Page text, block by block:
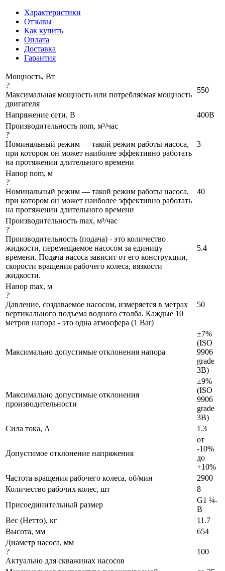
Характеристики
Отзывы
Как купить
Оплата
Доставка
Гарантия
Мощность, Вт
?
Максимальная мощность или потребляемая мощность
двигателя
550
Напряжение сети, В
400В
Производительность nom, м³/час
?
Номинальный режим — такой режим работы насоса,
при котором он может наиболее эффективно работать
на протяжении длительного времени
3
Напор nom, м
?
Номинальный режим — такой режим работы насоса,
при котором он может наиболее эффективно работать
на протяжении длительного времени
40
Производительность max, м³/час
?
Производительность (подача) - это количество
жидкости, перемещаемое насосом за единицу
времени. Подача насоса зависит от его конструкции,
скорости вращения рабочего колеса, вязкости
жидкости.
5.4
Напор max, м
?
Давление, создаваемое насосом, измеряется в метрах
вертикального подъема водного столба. Каждые 10
метров напора - это одна атмосфера (1 Bar)
50
Максимально допустимые отклонения напора
±7%
(ISO
9906
grade
3B)
Максимально допустимые отклонения
производительности
±9%
(ISO
9906
grade
3B)
Сила тока, А
1.3
Допустимое отклонение напряжения
от
-10%
до
+10%
Частота вращения рабочего колеса, об/мин
2900
Количество рабочих колес, шт
8
Присоединительный размер
G1 ¼-
B
Вес (Нетто), кг
11.7
Высота, мм
654
Диаметр насоса, мм
?
Актуально для скважинах насосов
100